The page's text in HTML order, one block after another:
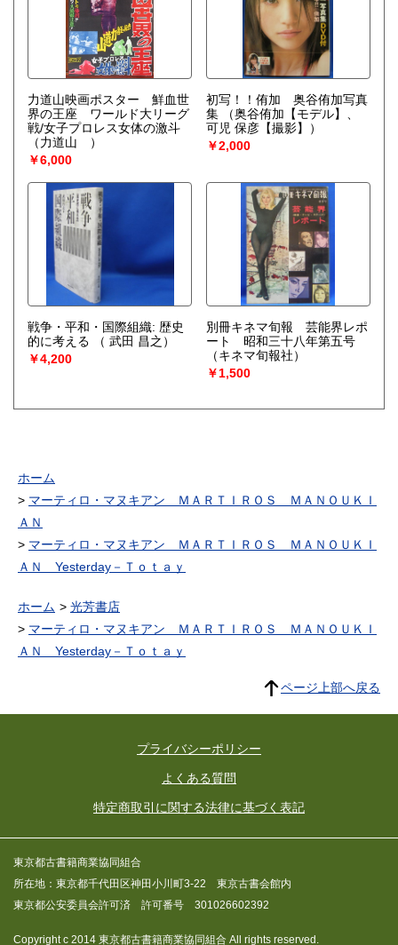
力道山映画ポスター 鮮血世
界の王座 ワールド大リーグ
戦/女子プロレス女体の激斗
（力道山 ）
￥6,000
初写！！侑加 奥谷侑加写真
集
（奥谷侑加【モデル】、
可児 保彦【撮影】）
￥2,000
戦争・平和・国際組織: 歴史
的に考える
（ 武田 昌之）
￥4,200
別冊キネマ旬報 芸能界レポ
ート 昭和三十八年第五号
（キネマ旬報社）
￥1,500
ホーム
マーティロ・マヌキアン ＭＡＲＴＩＲＯＳ ＭＡＮＯＵＫＩ
ＡＮ
マーティロ・マヌキアン ＭＡＲＴＩＲＯＳ ＭＡＮＯＵＫＩ
ＡＮ Yesterday－Ｔｏｔａｙ
ホーム
光芳書店
マーティロ・マヌキアン ＭＡＲＴＩＲＯＳ ＭＡＮＯＵＫＩ
ＡＮ Yesterday－Ｔｏｔａｙ
ページ上部へ戻る
プライバシーポリシー
よくある質問
特定商取引に関する法律に基づく表記
東京都古書籍商業協同組合
所在地：東京都千代田区神田小川町3-22 東京古書会館内
東京都公安委員会許可済 許可番号 301026602392
Copyright c 2014 東京都古書籍商業協同組合 All rights reserved.